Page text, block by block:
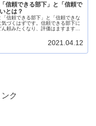
信頼できる部下」と「信頼で
とは？
信頼できる部下」と「信頼できな
づくはずです。信頼できる部下に
頼みたくなり、評価はますます上
です。その違いとは一体どこにある
2021.04.12
ク